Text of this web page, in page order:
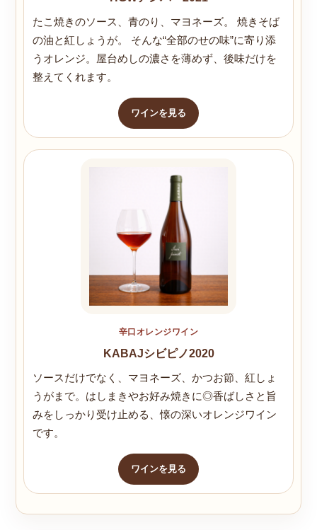
たこ焼きのソース、青のり、マヨネーズ。 焼きそば
の油と紅しょうが。 そんな“全部のせの味”に寄り添
うオレンジ。屋台めしの濃さを薄めず、後味だけを
整えてくれます。
ワインを見る
辛口オレンジワイン
KABAJシビピノ2020
ソースだけでなく、マヨネーズ、かつお節、紅しょ
うがまで。はしまきやお好み焼きに◎香ばしさと旨
みをしっかり受け止める、懐の深いオレンジワイン
です。
ワインを見る